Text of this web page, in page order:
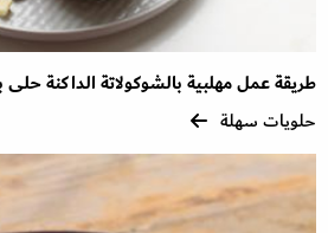
طريقة عمل مهلبية بالشوكولاتة الداكنة
حلويات سهلة